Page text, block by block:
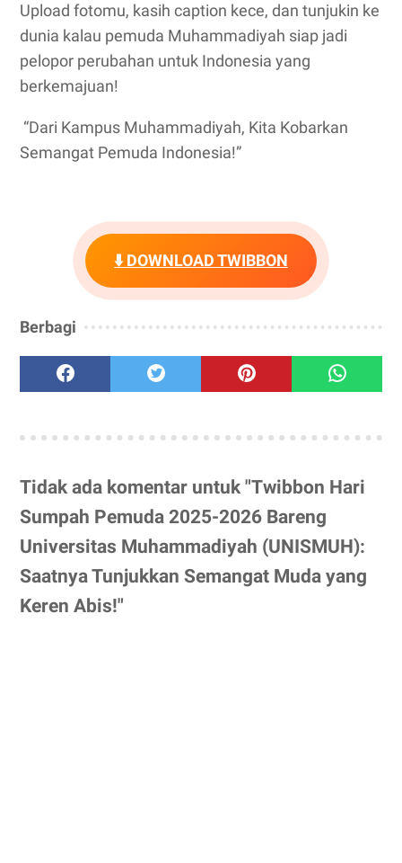
Upload fotomu, kasih caption kece, dan tunjukin ke
dunia kalau pemuda Muhammadiyah siap jadi
pelopor perubahan untuk Indonesia yang
berkemajuan!
“Dari Kampus Muhammadiyah, Kita Kobarkan
Semangat Pemuda Indonesia!”
⬇️ DOWNLOAD TWIBBON
Berbagi
Tidak ada komentar untuk "Twibbon Hari
Sumpah Pemuda 2025-2026 Bareng
Universitas Muhammadiyah (UNISMUH):
Saatnya Tunjukkan Semangat Muda yang
Keren Abis!"